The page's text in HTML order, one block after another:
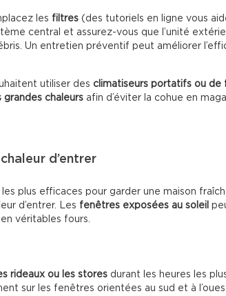
les filtres (des tutoriels en ligne vous
central et assurez-vous que l’unité
Un entretien préventif peut améliorer
utiliser des climatiseurs portatifs ou de
grandes chaleurs afin d’éviter la cohue en
d’entrer
les plus efficaces pour garder une maison
d’entrer. Les fenêtres exposées au soleil
véritables fours.
rideaux ou les stores durant les heures les
sur les fenêtres orientées au sud et à